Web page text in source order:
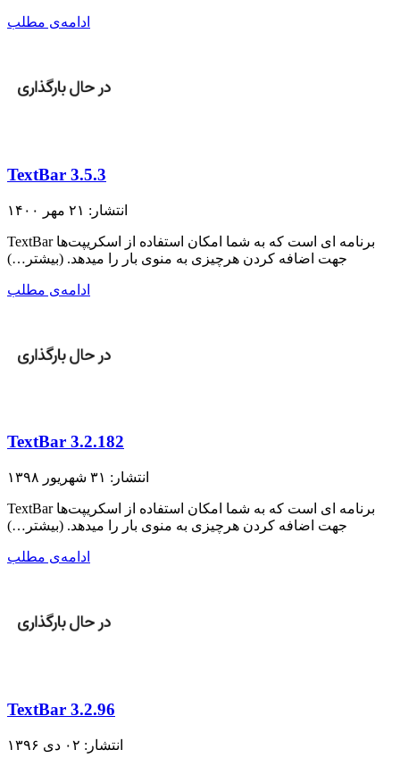
ادامه‌ی مطلب
TextBar 3.5.3
انتشار: ۲۱ مهر ۱۴۰۰
TextBar برنامه ای است که به شما امکان استفاده از اسکریپت‌ها
جهت اضافه کردن هرچیزی به منوی بار را میدهد. (بیشتر…)
ادامه‌ی مطلب
TextBar 3.2.182
انتشار: ۳۱ شهریور ۱۳۹۸
TextBar برنامه ای است که به شما امکان استفاده از اسکریپت‌ها
جهت اضافه کردن هرچیزی به منوی بار را میدهد. (بیشتر…)
ادامه‌ی مطلب
TextBar 3.2.96
انتشار: ۰۲ دی ۱۳۹۶